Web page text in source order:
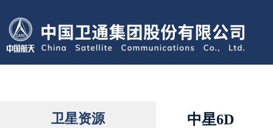
卫星资源 中星6D